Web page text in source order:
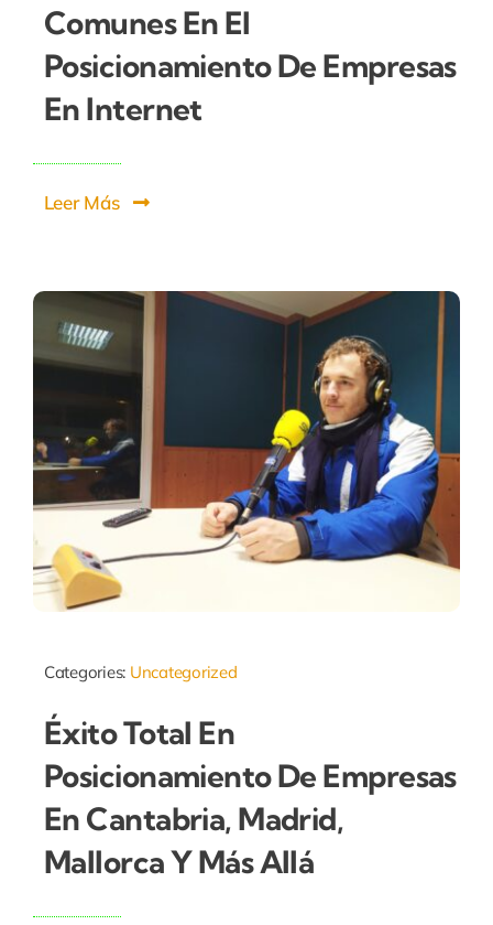
Comunes En El
Posicionamiento De Empresas
En Internet
Leer Más
Categories: Uncategorized
Éxito Total En
Posicionamiento De Empresas
En Cantabria, Madrid,
Mallorca Y Más Allá